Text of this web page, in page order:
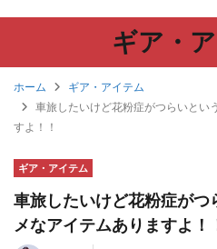
ギア・
ホーム
ギア・アイテム
車旅したいけど花粉症がつらいとい
すよ！！
ギア・アイテム
車旅したいけど花粉症がつ
メなアイテムありますよ！